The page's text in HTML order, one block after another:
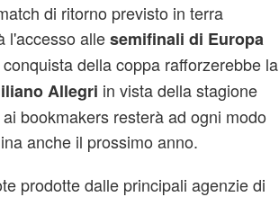
di ritorno previsto in terra
l'accesso allesemifinali di Europa
della coppa rafforzerebbe la
Allegri in vista della stagione
bookmakers resterà ad ogni modo
anche il prossimo anno.
prodotte dalle principali agenzie di